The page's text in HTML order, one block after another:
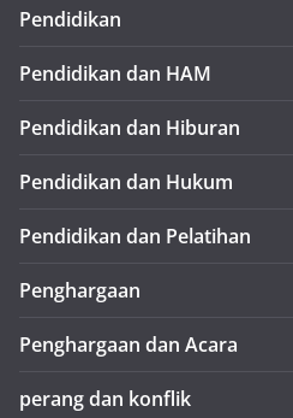
Pendidikan
Pendidikan dan HAM
Pendidikan dan Hiburan
Pendidikan dan Hukum
Pendidikan dan Pelatihan
Penghargaan
Penghargaan dan Acara
perang dan konflik